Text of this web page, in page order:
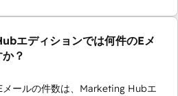
エディションでは何件のEメ
？
メールの件数は、Marketing Hubエ